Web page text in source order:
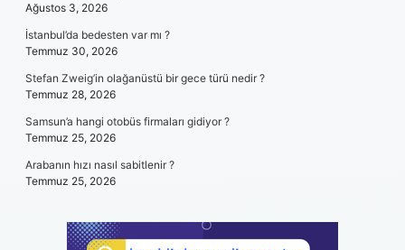
Ağustos 3, 2026
İstanbul’da bedesten var mı ?
Temmuz 30, 2026
Stefan Zweig’in olağanüstü bir gece türü nedir ?
Temmuz 28, 2026
Samsun’a hangi otobüs firmaları gidiyor ?
Temmuz 25, 2026
Arabanın hızı nasıl sabitlenir ?
Temmuz 25, 2026